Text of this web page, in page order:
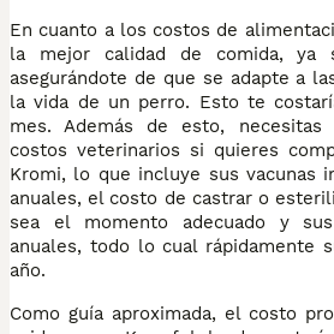
En cuanto a los costos de
la mejor calidad de comida, ya
asegurándote de que se adapte a
la vida de un perro. Esto te
mes. Además de esto,
costos veterinarios si quieres
Kromi, lo que incluye sus vacunas
anuales, el costo de castrar o
sea el momento adecuado y
anuales, todo lo cual rápidamente
año.
Como guía aproximada, el costo